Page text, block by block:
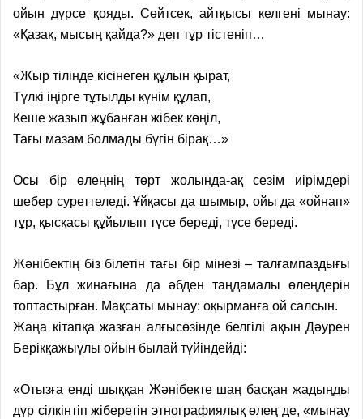
ойын дүрсе қояды. Сөйтсек, айтқысы келгені мынау:
«Қазақ, мысың қайда?» деп тұр тістеніп…
«Жыр тілінде кісінеген құлын қырат,
Түлкі іңірге тұтылды күнім құлап,
Кеше жазып жұбанған жібек көңіл,
Тағы мазам болмады бүгін бірақ…»
Осы бір өлеңнің төрт жолында-ақ сезім иірімдері
шебер суреттеледі. Ұйқасы да шымыр, ойы да «ойнап»
тұр, қысқасы құйылып түсе береді, түсе береді.
Жәнібектің біз білетін тағы бір мінезі – талғампаздығы
бар. Бұл жинағына да әбден таңдамалы өлеңдерін
топтастырған. Мақсаты мынау: оқырманға ой салсын.
Жаңа кітапқа жазған алғысөзінде белгілі ақын Дәурен
Берікқажыұлы ойын былай түйіндейді:
«Отызға енді шыққан Жәнібекте шаң басқан жадыңды
дүр сілкінтіп жіберетін этнографиялық өлең де, «мынау